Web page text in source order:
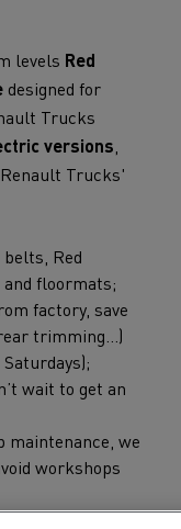
levels Red
designed for
Trucks
versions
Trucks'
Red
and floormats;
factory, save
trimming...)
wait to get an
maintenance, we
workshops